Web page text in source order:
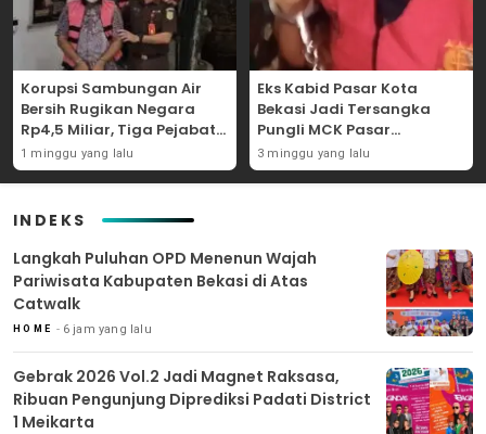
Korupsi Sambungan Air
Bersih Rugikan Negara
Rp4,5 Miliar, Tiga Pejabat
Perumda Dijerat
1 minggu yang lalu
Eks Kabid Pasar Kota
Bekasi Jadi Tersangka
Pungli MCK Pasar
Bantargebang
3 minggu yang lalu
INDEKS
Langkah Puluhan OPD Menenun Wajah
Pariwisata Kabupaten Bekasi di Atas
Catwalk
HOME 6 jam yang lalu
Gebrak 2026 Vol.2 Jadi Magnet Raksasa,
Ribuan Pengunjung Diprediksi Padati District
1 Meikarta